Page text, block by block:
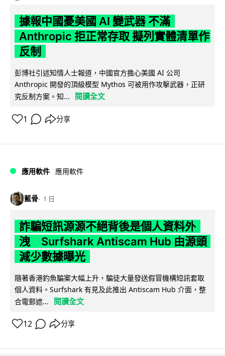
據報中國憂美國 AI 變武器 不滿
Anthropic 拒正常存取 擬列實體清單作
反制
彭博社引述知情人士報道，中國官方擔心美國 AI 公司
Anthropic 開發的頂級模型 Mythos 可被用作攻擊武器，正研
究反制方案。知...
閱讀全文
1 分享
應用軟件 應用軟件
藍骨 1 日
詐騙短訊源源不絕背後是個人資料外
洩 Surfshark Antiscam Hub 由源頭
減少數據曝光
隨著香港釣魚騙案大幅上升，騙徒大量發送假冒機構短訊套取
個人資料。Surfshark 有見及此推出 Antiscam Hub 介面，整
合電郵遮...
閱讀全文
12 分享